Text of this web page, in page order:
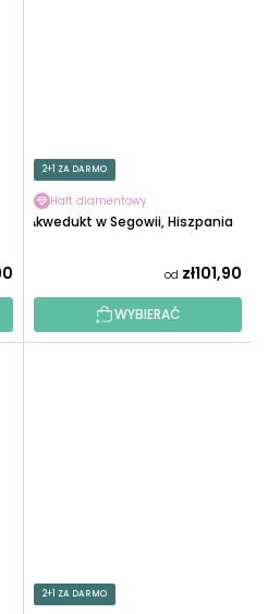
2+1 ZA DARMO
Haft diamentowy
Akwedukt w Segowii, Hiszpania
od zł101,90
WYBIERAĆ
2+1 ZA DARMO